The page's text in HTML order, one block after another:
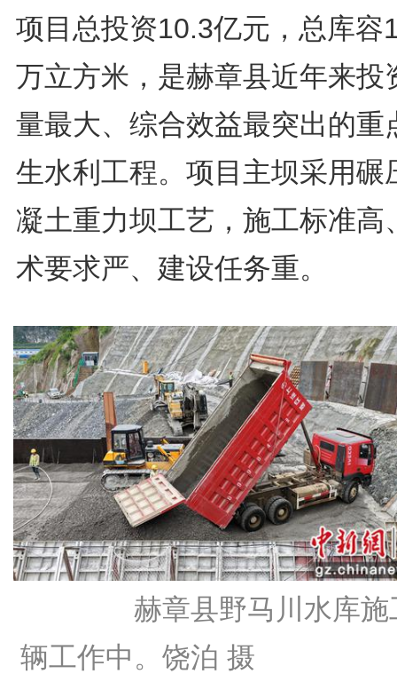
项目总投资10.3亿元，总库容
万立方米，是赫章县近年来投
量最大、综合效益最突出的重
生水利工程。项目主坝采用碾
凝土重力坝工艺，施工标准高
术要求严、建设任务重。
赫章县野马川水库施
辆工作中。饶泊 摄